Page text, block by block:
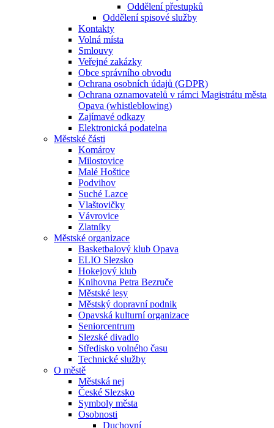
Oddělení přestupků
Oddělení spisové služby
Kontakty
Volná místa
Smlouvy
Veřejné zakázky
Obce správního obvodu
Ochrana osobních údajů (GDPR)
Ochrana oznamovatelů v rámci Magistrátu města
Opava (whistleblowing)
Zajímavé odkazy
Elektronická podatelna
Městské části
Komárov
Milostovice
Malé Hoštice
Podvihov
Suché Lazce
Vlaštovičky
Vávrovice
Zlatníky
Městské organizace
Basketbalový klub Opava
ELIO Slezsko
Hokejový klub
Knihovna Petra Bezruče
Městské lesy
Městský dopravní podnik
Opavská kulturní organizace
Seniorcentrum
Slezské divadlo
Středisko volného času
Technické služby
O městě
Městská nej
České Slezsko
Symboly města
Osobnosti
Duchovní